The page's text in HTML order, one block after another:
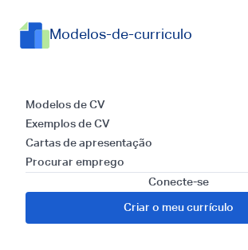
Modelos-de-curriculo
Modelos de CV
Exemplos de CV
Cartas de apresentação
Procurar emprego
Conecte-se
Criar o meu currículo
Currículos para
Tradutor
Freelancer:
Exemplo para